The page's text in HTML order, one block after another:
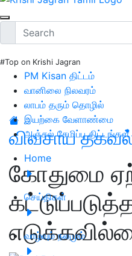
#Top on Krishi Jagran
PM Kisan திட்டம்
வானிலை நிலவரம்
லாபம் தரும் தொழில்
இயற்கை வேளாண்மை
அஞ்சல் சேமிப்பு திட்டங்கள்
Home
செய்திகள்
வாழ்வும் நலமும்
விவசாய
கோதுமை